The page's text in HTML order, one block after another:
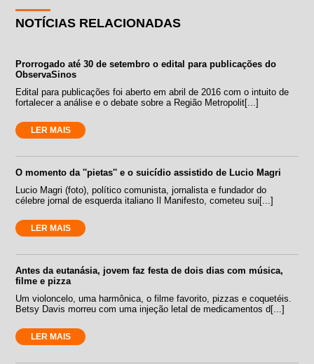
NOTÍCIAS RELACIONADAS
Prorrogado até 30 de setembro o edital para publicações do
ObservaSinos
Edital para publicações foi aberto em abril de 2016 com o intuito de
fortalecer a análise e o debate sobre a Região Metropolit[...]
LER MAIS
O momento da ''pietas'' e o suicídio assistido de Lucio Magri
Lucio Magri (foto), político comunista, jornalista e fundador do
célebre jornal de esquerda italiano Il Manifesto, cometeu sui[...]
LER MAIS
Antes da eutanásia, jovem faz festa de dois dias com música,
filme e pizza
Um violoncelo, uma harmônica, o filme favorito, pizzas e coquetéis.
Betsy Davis morreu com uma injeção letal de medicamentos d[...]
LER MAIS